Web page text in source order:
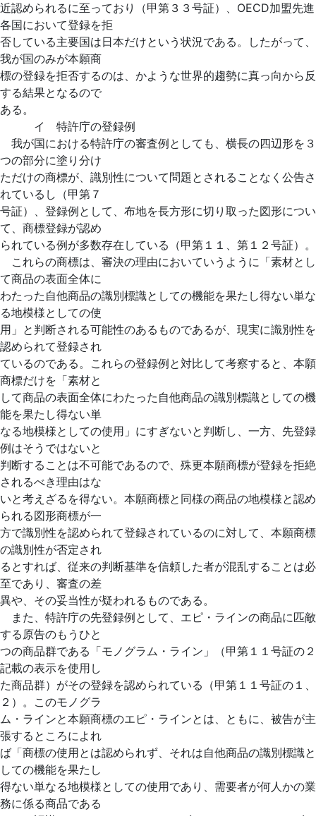
近認められるに至っており（甲第３３号証）、OECD加盟先進
各国において登録を拒
否している主要国は日本だけという状況である。したがって、
我が国のみが本願商
標の登録を拒否するのは、かような世界的趨勢に真っ向から反
する結果となるので
ある。
イ 特許庁の登録例
我が国における特許庁の審査例としても、横長の四辺形を３
つの部分に塗り分け
ただけの商標が、識別性について問題とされることなく公告さ
れているし（甲第７
号証）、登録例として、布地を長方形に切り取った図形につい
て、商標登録が認め
られている例が多数存在している（甲第１１、第１２号証）。
これらの商標は、審決の理由においていうように「素材とし
て商品の表面全体に
わたった自他商品の識別標識としての機能を果たし得ない単な
る地模様としての使
用」と判断される可能性のあるものであるが、現実に識別性を
認められて登録され
ているのである。これらの登録例と対比して考察すると、本願
商標だけを「素材と
して商品の表面全体にわたった自他商品の識別標識としての機
能を果たし得ない単
なる地模様としての使用」にすぎないと判断し、一方、先登録
例はそうではないと
判断することは不可能であるので、殊更本願商標が登録を拒絶
されるべき理由はな
いと考えざるを得ない。本願商標と同様の商品の地模様と認め
られる図形商標が一
方で識別性を認められて登録されているのに対して、本願商標
の識別性が否定され
るとすれば、従来の判断基準を信頼した者が混乱することは必
至であり、審査の差
異や、その妥当性が疑われるものである。
また、特許庁の先登録例として、エピ・ラインの商品に匹敵
する原告のもうひと
つの商品群である「モノグラム・ライン」（甲第１１号証の２
記載の表示を使用し
た商品群）がその登録を認められている（甲第１１号証の１、
２）。このモノグラ
ム・ラインと本願商標のエピ・ラインとは、ともに、被告が主
張するところによれ
ば「商標の使用とは認められず、それは自他商品の識別標識と
しての機能を果たし
得ない単なる地模様としての使用であり、需要者が何人かの業
務に係る商品である